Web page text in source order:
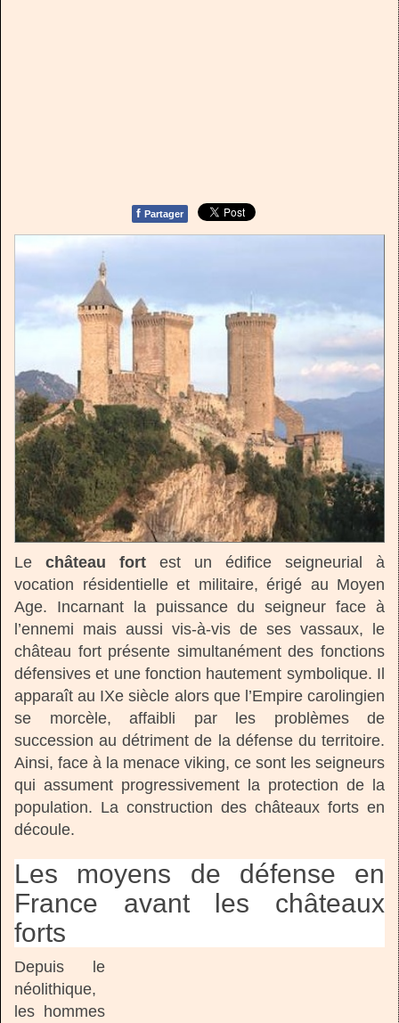
f Partager
Le château fort est un édifice seigneurial à
vocation résidentielle et militaire, érigé au Moyen
Age. Incarnant la puissance du seigneur face à
l’ennemi mais aussi vis-à-vis de ses vassaux, le
château fort présente simultanément des fonctions
défensives et une fonction hautement symbolique. Il
apparaît au IXe siècle alors que l’Empire carolingien
se morcèle, affaibli par les problèmes de
succession au détriment de la défense du territoire.
Ainsi, face à la menace viking, ce sont les seigneurs
qui assument progressivement la protection de la
population. La construction des châteaux forts en
découle.
Les moyens de défense en
France avant les châteaux
forts
Depuis le
néolithique,
les hommes